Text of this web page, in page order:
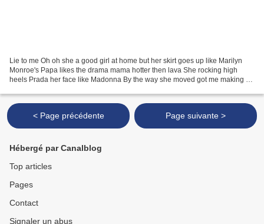
Lie to me Oh oh she a good girl at home but her skirt goes up like Marilyn
Monroe's Papa likes the drama mama hotter then lava She rocking high
heels Prada her face like Madonna By the way she moved got me making a
< Page précédente Page suivante >
Hébergé par Canalblog
Top articles
Pages
Contact
Signaler un abus